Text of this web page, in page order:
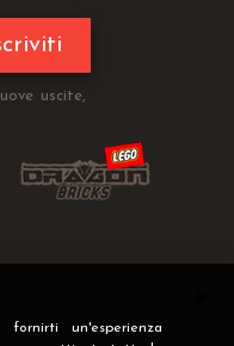
un'esperienza
uscite,